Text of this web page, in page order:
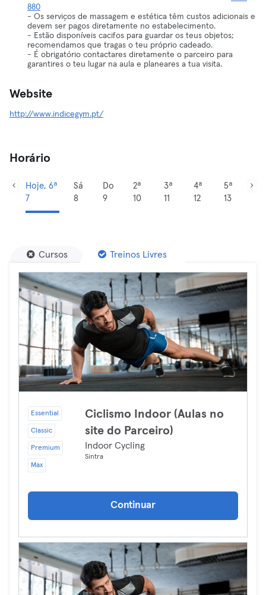
880
- Os serviços de massagem e estética têm custos adicionais e
devem ser pagos diretamente no estabelecimento.
- Estão disponíveis cacifos para guardar os teus objetos;
recomendamos que tragas o teu próprio cadeado.
- É obrigatório contactares diretamente o parceiro para
garantires o teu lugar na aula e planeares a tua visita.
Website
http://www.indicegym.pt/
Horário
Hoje, 6ª
7
Sá
8
Do
9
2ª
10
3ª
11
4ª
12
5ª
13
Cursos Treinos Livres
Essential
Classic
Premium
Max
Ciclismo Indoor (Aulas no
site do Parceiro)
Indoor Cycling
Sintra
Continuar